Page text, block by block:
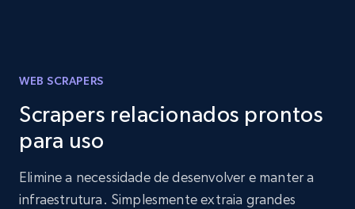
WEB SCRAPERS
Scrapers relacionados prontos
para uso
Elimine a necessidade de desenvolver e manter a
infraestrutura. Simplesmente extraia grandes